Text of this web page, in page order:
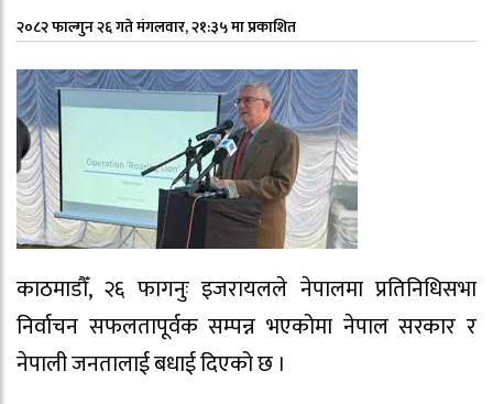
२०८२ फाल्गुन २६ गते मंगलवार, २१:३५ मा प्रकाशित
काठमाडौँ, २६ फागनुः इजरायलले नेपालमा प्रतिनिधिसभा
निर्वाचन सफलतापूर्वक सम्पन्न भएकोमा नेपाल सरकार र
नेपाली जनतालाई बधाई दिएको छ ।